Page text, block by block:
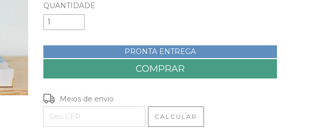
QUANTIDADE
PRONTA ENTREGA
Entregas para o CEP:
Meios de envio
CALCULAR